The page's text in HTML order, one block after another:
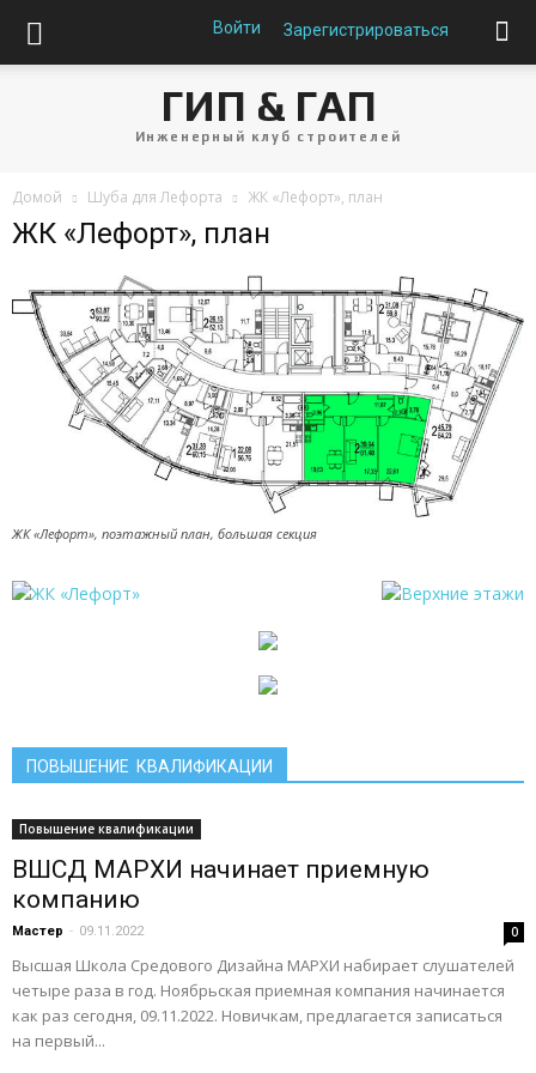
Войти Зарегистрироваться
ГИП & ГАП
Инженерный клуб строителей
Домой Шуба для Лефорта ЖК «Лефорт», план
ЖК «Лефорт», план
ЖК «Лефорт», поэтажный план, большая секция
ПОВЫШЕНИЕ КВАЛИФИКАЦИИ
Повышение квалификации
ВШСД МАРХИ начинает приемную
компанию
Мастер - 09.11.2022 0
Высшая Школа Средового Дизайна МАРХИ набирает слушателей
четыре раза в год. Ноябрьская приемная компания начинается
как раз сегодня, 09.11.2022. Новичкам, предлагается записаться
на первый...